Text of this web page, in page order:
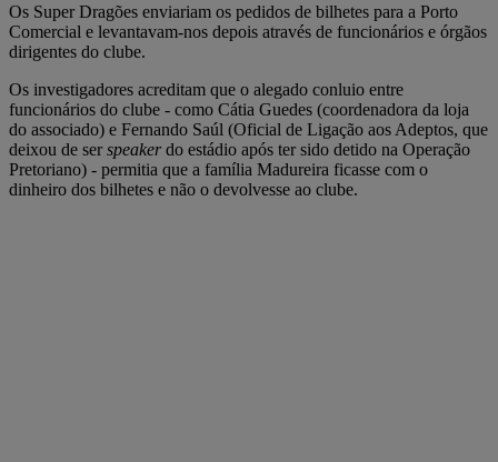
Os Super Dragões enviariam os pedidos de bilhetes para a Porto
Comercial e levantavam-nos depois através de funcionários e órgãos
dirigentes do clube.
Os investigadores acreditam que o alegado conluio entre
funcionários do clube - como Cátia Guedes (coordenadora da loja
do associado) e Fernando Saúl (Oficial de Ligação aos Adeptos, que
deixou de serspeakerdo estádio após ter sido detido na Operação
Pretoriano) - permitia que a família Madureira ficasse com o
dinheiro dos bilhetes e não o devolvesse ao clube.